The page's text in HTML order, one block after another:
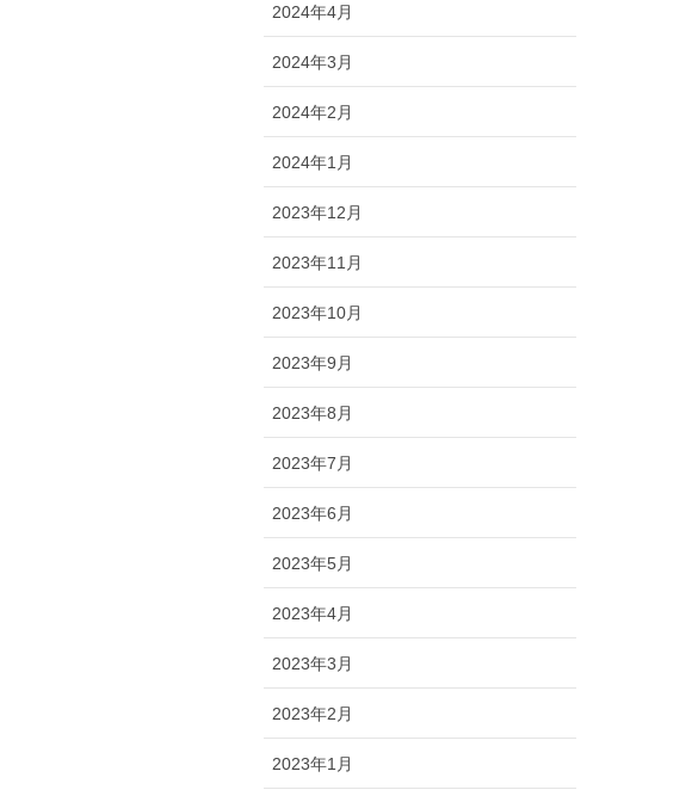
2024年4月
2024年3月
2024年2月
2024年1月
2023年12月
2023年11月
2023年10月
2023年9月
2023年8月
2023年7月
2023年6月
2023年5月
2023年4月
2023年3月
2023年2月
2023年1月